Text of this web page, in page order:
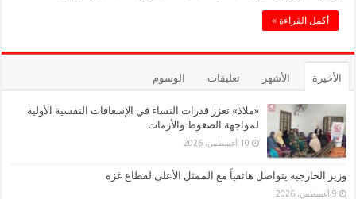
أكمل القراءة »
الأخيرة الأشهر تعليقات الوسوم
«ملاذ» تعزز قدرات النساء في الإسعافات النفسية الأولية
لمواجهة الضغوط والأزمات
10 أغسطس، 2026
وزير الخارجية يتواصل هاتفياً مع الممثل الأعلى لقطاع غزة
9 أغسطس، 2026